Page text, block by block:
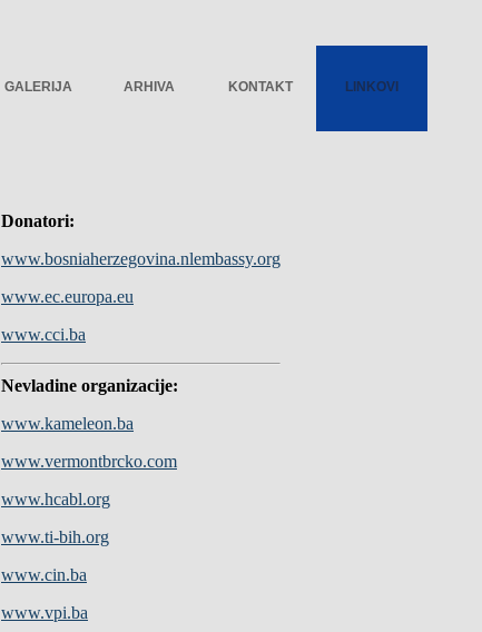
GALERIJA ARHIVA KONTAKT LINKOVI
Donatori:
www.bosniaherzegovina.nlembassy.org
www.ec.europa.eu
www.cci.ba
Nevladine organizacije:
www.kameleon.ba
www.vermontbrcko.com
www.hcabl.org
www.ti-bih.org
www.cin.ba
www.vpi.ba